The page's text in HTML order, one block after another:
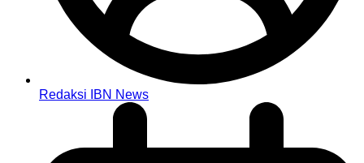
Redaksi IBN News